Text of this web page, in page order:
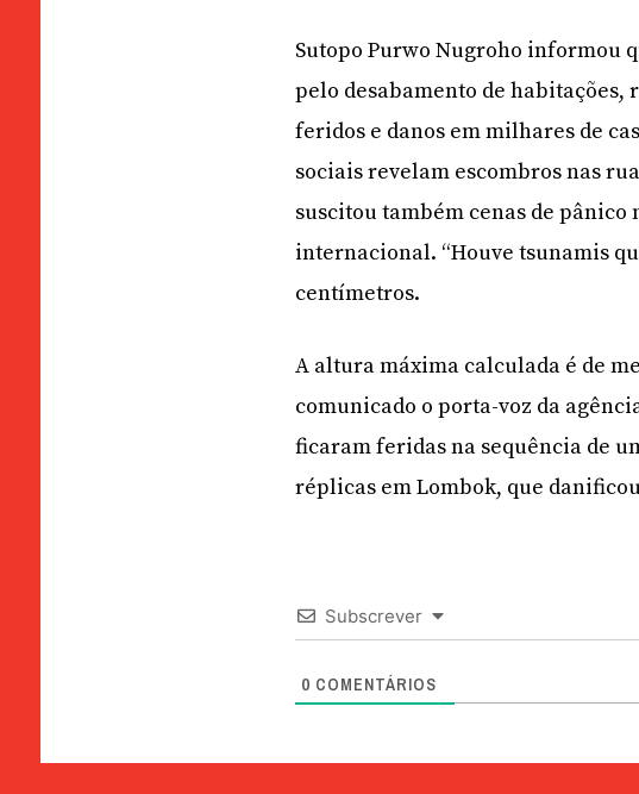
Sutopo Purwo Nugroho informou
pelo desabamento de
feridos e danos em milhares de
sociais revelam escombros nas
suscitou também cenas de
internacional. “Houve tsunamis
centímetros.
A altura máxima calculada é de
comunicado o porta-voz da
ficaram feridas na sequência de
réplicas em Lombok, que
Subscrever
0 COMENTÁRIOS